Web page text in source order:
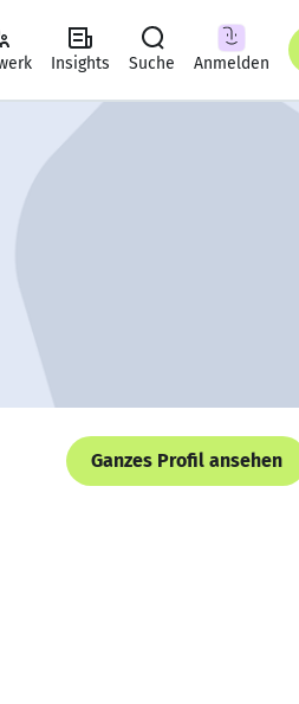
Insights Suche Anmelden
Ganzes Profil ansehen